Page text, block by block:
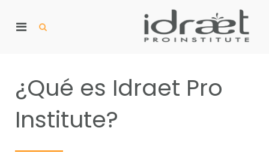
contentPrimary
Show
¿Qué es Idraet Pro
Institute?